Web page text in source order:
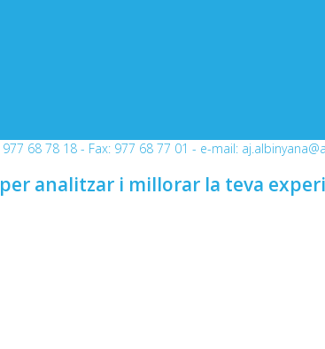
68 78 18 - Fax: 977 68 77 01 - e-mail:
analitzar i millorar la teva